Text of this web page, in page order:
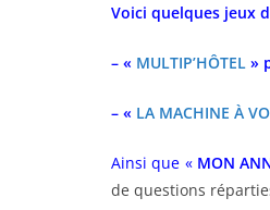
Voici quelques jeux
– « MULTIP’HÔTEL »
– « LA MACHINE À
Ainsi que « MON
de questions